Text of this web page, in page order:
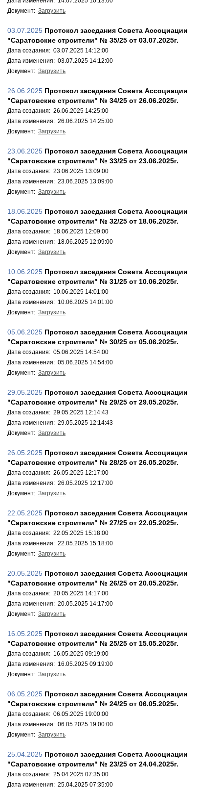
Документ: Загрузить
03.07.2025 Протокол заседания Совета Ассоциации
"Саратовские строители" № 35/25 от 03.07.2025г.
Дата создания: 03.07.2025 14:12:00
Дата изменения: 03.07.2025 14:12:00
Документ: Загрузить
26.06.2025 Протокол заседания Совета Ассоциации
"Саратовские строители" № 34/25 от 26.06.2025г.
Дата создания: 26.06.2025 14:25:00
Дата изменения: 26.06.2025 14:25:00
Документ: Загрузить
23.06.2025 Протокол заседания Совета Ассоциации
"Саратовские строители" № 33/25 от 23.06.2025г.
Дата создания: 23.06.2025 13:09:00
Дата изменения: 23.06.2025 13:09:00
Документ: Загрузить
18.06.2025 Протокол заседания Совета Ассоциации
"Саратовские строители" № 32/25 от 18.06.2025г.
Дата создания: 18.06.2025 12:09:00
Дата изменения: 18.06.2025 12:09:00
Документ: Загрузить
10.06.2025 Протокол заседания Совета Ассоциации
"Саратовские строители" № 31/25 от 10.06.2025г.
Дата создания: 10.06.2025 14:01:00
Дата изменения: 10.06.2025 14:01:00
Документ: Загрузить
05.06.2025 Протокол заседания Совета Ассоциации
"Саратовские строители" № 30/25 от 05.06.2025г.
Дата создания: 05.06.2025 14:54:00
Дата изменения: 05.06.2025 14:54:00
Документ: Загрузить
29.05.2025 Протокол заседания Совета Ассоциации
"Саратовские строители" № 29/25 от 29.05.2025г.
Дата создания: 29.05.2025 12:14:43
Дата изменения: 29.05.2025 12:14:43
Документ: Загрузить
26.05.2025 Протокол заседания Совета Ассоциации
"Саратовские строители" № 28/25 от 26.05.2025г.
Дата создания: 26.05.2025 12:17:00
Дата изменения: 26.05.2025 12:17:00
Документ: Загрузить
22.05.2025 Протокол заседания Совета Ассоциации
"Саратовские строители" № 27/25 от 22.05.2025г.
Дата создания: 22.05.2025 15:18:00
Дата изменения: 22.05.2025 15:18:00
Документ: Загрузить
20.05.2025 Протокол заседания Совета Ассоциации
"Саратовские строители" № 26/25 от 20.05.2025г.
Дата создания: 20.05.2025 14:17:00
Дата изменения: 20.05.2025 14:17:00
Документ: Загрузить
16.05.2025 Протокол заседания Совета Ассоциации
"Саратовские строители" № 25/25 от 15.05.2025г.
Дата создания: 16.05.2025 09:19:00
Дата изменения: 16.05.2025 09:19:00
Документ: Загрузить
06.05.2025 Протокол заседания Совета Ассоциации
"Саратовские строители" № 24/25 от 06.05.2025г.
Дата создания: 06.05.2025 19:00:00
Дата изменения: 06.05.2025 19:00:00
Документ: Загрузить
25.04.2025 Протокол заседания Совета Ассоциации
"Саратовские строители" № 23/25 от 24.04.2025г.
Дата создания: 25.04.2025 07:35:00
Дата изменения: 25.04.2025 07:35:00